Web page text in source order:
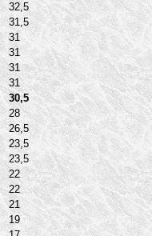
32,5
31,5
31
31
31
31
30,5
28
26,5
23,5
23,5
22
22
21
19